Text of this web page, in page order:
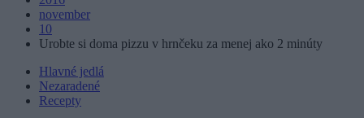
november
10
Urobte si doma pizzu v hrnčeku za menej ako 2 minúty
Hlavné jedlá
Nezaradené
Recepty